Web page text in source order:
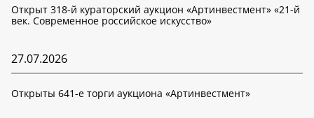
Открыт 318-й кураторский аукцион «Артинвестмент» «21-й
век. Современное российское искусство»
27.07.2026
Открыты 641-е торги аукциона «Артинвестмент»